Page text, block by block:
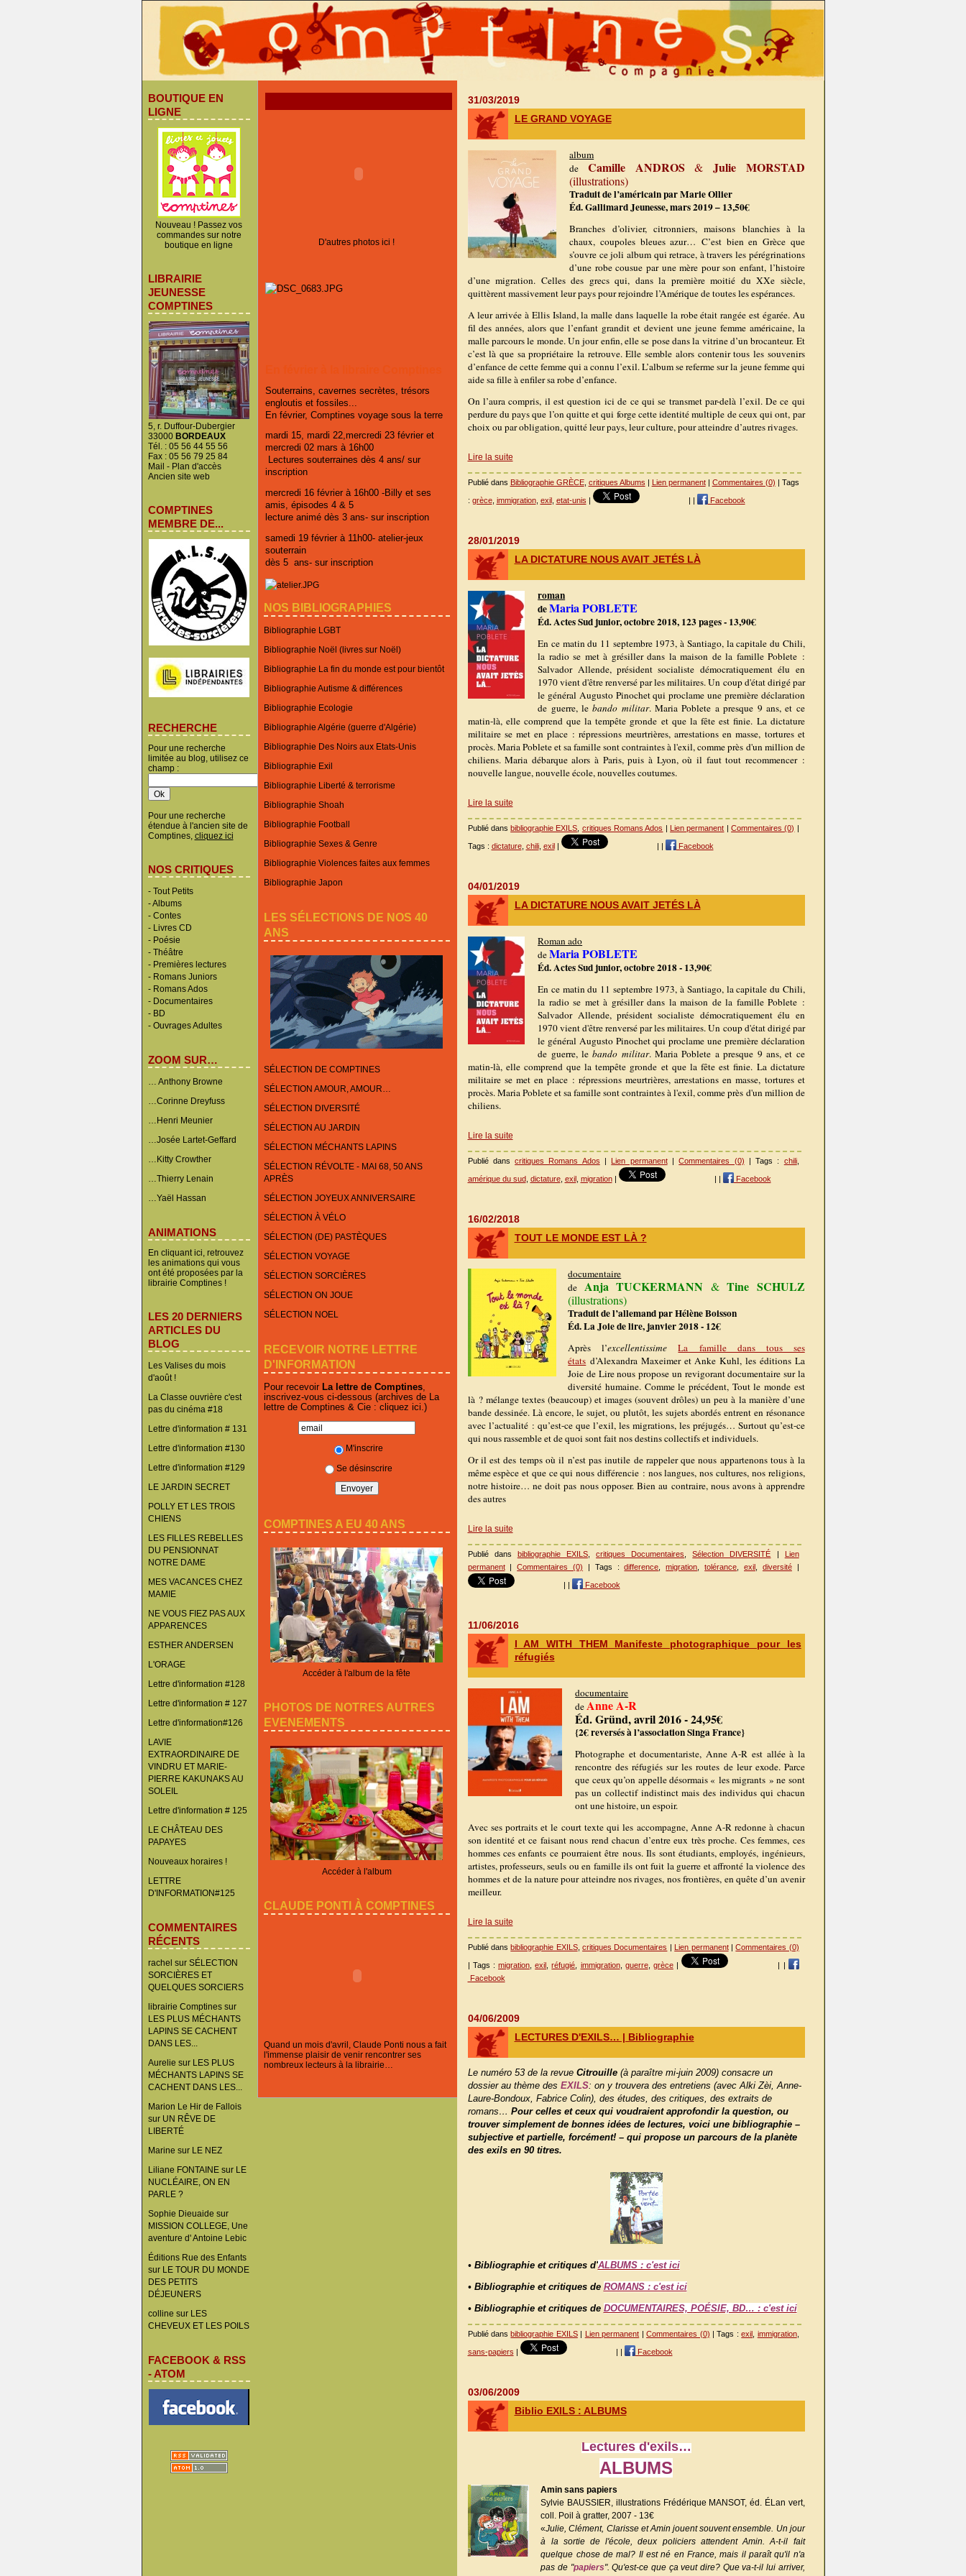
BOUTIQUE EN
LIGNE
Nouveau ! Passez vos
commandes sur notre
boutique en ligne
LIBRAIRIE
JEUNESSE
COMPTINES
5, r. Duffour-Dubergier
33000 BORDEAUX
Tél. : 05 56 44 55 56
Fax : 05 56 79 25 84
Mail - Plan d'accès
Ancien site web
COMPTINES
MEMBRE DE...
RECHERCHE
Pour une recherche
limitée au blog, utilisez ce
champ :
Pour une recherche
étendue à l'ancien site de
Comptines, cliquez ici
NOS CRITIQUES
- Tout Petits
-Albums
- Contes
- Livres CD
- Poésie
- Théâtre
- Premières lectures
- Romans Juniors
- Romans Ados
- Documentaires
- BD
- Ouvrages Adultes
ZOOM SUR…
… Anthony Browne
…Corinne Dreyfuss
…Henri Meunier
…Josée Lartet-Geffard
…Kitty Crowther
…Thierry Lenain
…Yaël Hassan
ANIMATIONS
En cliquant ici, retrouvez
les animations qui vous
ont été proposées par la
librairie Comptines !
LES 20 DERNIERS
ARTICLES DU
BLOG
Les Valises du mois
d'août !
La Classe ouvrière c'est
pas du cinéma #18
Lettre d'information # 131
Lettre d'information #130
Lettre d'information #129
LE JARDIN SECRET
POLLY ET LES TROIS
CHIENS
LES FILLES REBELLES
DU PENSIONNAT
NOTRE DAME
MES VACANCES CHEZ
MAMIE
NE VOUS FIEZ PAS AUX
APPARENCES
ESTHER ANDERSEN
L'ORAGE
Lettre d'information #128
Lettre d'information # 127
Lettre d'information#126
LAVIE
EXTRAORDINAIRE DE
VINDRU ET MARIE-
PIERRE KAKUNAKS AU
SOLEIL
Lettre d'information # 125
LE CHÂTEAU DES
PAPAYES
Nouveaux horaires !
LETTRE
D'INFORMATION#125
COMMENTAIRES
RÉCENTS
rachel sur SÉLECTION
SORCIÈRES ET
QUELQUES SORCIERS
librairie Comptinessur
LES PLUS MÉCHANTS
LAPINS SE CACHENT
DANS LES...
Aurelie sur LES PLUS
MÉCHANTS LAPINS SE
CACHENT DANS LES...
Marion Le Hir de Fallois
sur UN RÊVE DE
LIBERTÉ
Marine sur LE NEZ
Liliane FONTAINEsur LE
NUCLÉAIRE, ON EN
PARLE ?
Sophie Dieuaide sur
MISSION COLLEGE, Une
aventure d' Antoine Lebic
Éditions Rue des Enfants
sur LE TOUR DU MONDE
DES PETITS
DÉJEUNERS
colline sur LES
CHEVEUX ET LES POILS
FACEBOOK & RSS
- ATOM
D'autres photos ici !
Souterrains, cavernes secrètes, trésors
engloutis et fossiles...
En février, Comptines voyage sous la terre
mardi 15, mardi 22,mercredi 23 février et
mercredi 02 mars à 16h00
Lectures souterraines dès 4 ans/ sur
inscription
mercredi 16 février à 16h00 -Billy et ses
amis, épisodes 4 & 5
lecture animé dès 3 ans- sur inscription
samedi 19 février à 11h00- atelier-jeux
souterrain
dès 5 ans- sur inscription
NOS BIBLIOGRAPHIES
Bibliographie LGBT
Bibliographie Noël (livres sur Noël)
Bibliographie La fin du monde est pour bientôt
Bibliographie Autisme & différences
Bibliographie Ecologie
Bibliographie Algérie (guerre d'Algérie)
Bibliographie Des Noirs aux Etats-Unis
Bibliographie Exil
Bibliographie Liberté & terrorisme
Bibliographie Shoah
Bibliographie Football
Bibliographie Sexes & Genre
Bibliographie Violences faites aux femmes
Bibliographie Japon
LES SÉLECTIONS DE NOS 40
ANS
SÉLECTION DE COMPTINES
SÉLECTION AMOUR, AMOUR…
SÉLECTION DIVERSITÉ
SÉLECTION AU JARDIN
SÉLECTION MÉCHANTS LAPINS
SÉLECTION RÉVOLTE - MAI 68, 50 ANS
APRÈS
SÉLECTION JOYEUX ANNIVERSAIRE
SÉLECTION À VÉLO
SÉLECTION (DE) PASTÈQUES
SÉLECTION VOYAGE
SÉLECTION SORCIÈRES
SÉLECTION ON JOUE
SÉLECTION NOEL
RECEVOIR NOTRE LETTRE
D'INFORMATION
Pour recevoir La lettre de Comptines,
inscrivez-vous ci-dessous (archives de La
lettre de Comptines & Cie : cliquez ici .)
M'inscrire
Se désinscrire
COMPTINES A EU 40 ANS
Accéder à l'album de la fête
PHOTOS DE NOTRES AUTRES
EVENEMENTS
Accéder à l'album
CLAUDE PONTI À COMPTINES
Quand un mois d'avril, Claude Ponti nous a fait
l'immense plaisir de venir rencontrer ses
nombreux lecteurs à la librairie…
31/03/2019
LE GRAND VOYAGE
album
de Camille ANDROS& Julie MORSTAD
(illustrations)
Traduit de l’américain par Marie Ollier
Éd. Gallimard Jeunesse, mars 2019 – 13,50€
Branches d’olivier, citronniers, maisons blanchies à la
chaux, coupoles bleues azur… C’est bien en Grèce que
s’ouvre ce joli album qui retrace, à travers les pérégrinations
d’une robe cousue par une mère pour son enfant, l’histoire
d’une migration. Celles des grecs qui, dans la première moitié du XXe siècle,
quittèrent massivement leur pays pour rejoindre l’Amérique de toutes les espérances.
A leur arrivée à Ellis Island, la malle dans laquelle la robe était rangée est égarée. Au
fil des années, alors que l’enfant grandit et devient une jeune femme américaine, la
malle parcours le monde. Un jour enfin, elle se pose dans la vitrine d’un brocanteur. Et
c’est là que sa propriétaire la retrouve. Elle semble alors contenir tous les souvenirs
d’enfance de cette femme qui a connu l’exil. L’album se referme sur la jeune femme qui
aide sa fille à enfiler sa robe d’enfance.
On l’aura compris, il est question ici de ce qui se transmet par-delà l’exil. De ce qui
perdure du pays que l’on quitte et qui forge cette identité multiple de ceux qui ont, par
choix ou par obligation, quitté leur pays, leur culture, pour atteindre d’autres rivages.
Lire la suite
Publié dans Bibliographie GRÈCE, critiques Albums | Lien permanent| Commentaires (0) | Tags
: grèce, immigration, exil, etat-unis | | | Facebook
28/01/2019
LA DICTATURE NOUS AVAIT JETÉS LÀ
roman
deMaria POBLETE
Éd. Actes Sud junior, octobre 2018, 123 pages - 13,90€
En ce matin du 11 septembre 1973, à Santiago, la capitale du Chili,
la radio se met à grésiller dans la maison de la famille Poblete :
Salvador Allende, président socialiste démocratiquement élu en
1970 vient d'être renversé par les militaires. Un coup d'état dirigé par
le général Augusto Pinochet qui proclame une première déclaration
de guerre, lebando militar. Maria Poblete a presque 9 ans, et ce
matin-là, elle comprend que la tempête gronde et que la fête est finie. La dictature
militaire se met en place : répressions meurtrières, arrestations en masse, tortures et
procès. Maria Poblete et sa famille sont contraintes à l'exil, comme près d'un million de
chiliens. Maria débarque alors à Paris, puis à Lyon, où il faut tout recommencer :
nouvelle langue, nouvelle école, nouvelles coutumes.
Lire la suite
Publié dansbibliographie EXILS critiques Romans Ados | Lien permanent |Commentaires (0) |
Tags : dictature, chili, exil| | | Facebook
04/01/2019
LA DICTATURE NOUS AVAIT JETÉS LÀ
Roman ado
deMaria POBLETE
Éd. Actes Sud junior, octobre 2018 - 13,90€
En ce matin du 11 septembre 1973, à Santiago, la capitale du Chili,
la radio se met à grésiller dans la maison de la famille Poblete :
Salvador Allende, président socialiste démocratiquement élu en
1970 vient d'être renversé par les militaires. Un coup d'état dirigé par
le général Augusto Pinochet qui proclame une première déclaration
de guerre, lebando militar. Maria Poblete a presque 9 ans, et ce
matin-là, elle comprend que la tempête gronde et que la fête est finie. La dictature
militaire se met en place : répressions meurtrières, arrestations en masse, tortures et
procès. Maria Poblete et sa famille sont contraintes à l'exil, comme près d'un million de
chiliens.
Lire la suite
Publié danscritiques Romans Ados | Lien permanent|Commentaires (0) | Tags : chili,
amérique du sud, dictature, exil, migration| | | Facebook
16/02/2018
TOUT LE MONDE EST LÀ ?
documentaire
de Anja TUCKERMANN &Tine SCHULZ
(illustrations)
Traduit de l’allemand par Hélène Boisson
Éd. La Joie de lire, janvier 2018 - 12€
Après l’excellentissime
La famille dans tous ses
états d’Alexandra Maxeimer et Anke Kuhl, les éditions La
Joie de Lire nous propose un revigorant documentaire sur la
diversité humaine. Comme le précédent, Tout le monde est
là ? mélange textes (beaucoup) et images (souvent drôles) un peu à la manière d’une
bande dessinée. Là encore, le sujet, ou plutôt, les sujets abordés entrent en résonance
avec l’actualité : qu’est-ce que l’exil, les migrations, les préjugés… Surtout qu’est-ce
qui nous rassemble et de quoi sont fait nos destins collectifs et individuels.
Or il est des temps où il n’est pas inutile de rappeler que nous appartenons tous à la
même espèce et que ce qui nous différencie : nos langues, nos cultures, nos religions,
notre histoire… ne doit pas nous opposer. Bien au contraire, nous avons à apprendre
des autres
Lire la suite
Publié dans bibliographie EXILS,critiques Documentaires ,Sélection DIVERSITÉ |
Lien
permanent|Commentaires (0) | Tags :difference ,migration ,tolérance ,exil diversité|
| | Facebook
11/06/2016
I AM WITH THEM Manifeste photographique pour les
réfugiés
documentaire
deAnne A-R
Éd. Gründ, avril 2016 - 24,95€
{2€ reversés à l’association Singa France}
Photographe et documentariste, Anne A-R est allée à la
rencontre des réfugiés sur les routes de leur exode. Parce
que ceux qu’on appelle désormais « les migrants » ne sont
pas un collectif indistinct mais des individus qui chacun
ont une histoire, un espoir.
Avec ses portraits et le court texte qui les accompagne, Anne A-R redonne à chacun
son identité et ce faisant nous rend chacun d’entre eux très proche. Ces femmes, ces
hommes ces enfants ce pourraient être nous. Ils sont étudiants, employés, ingénieurs,
artistes, professeurs, seuls ou en famille ils ont fuit la guerre et affronté la violence des
hommes et de la nature pour atteindre nos rivages, nos frontières, en quête d’un avenir
meilleur.
Lire la suite
Publié dansbibliographie EXILS,critiques Documentaires | Lien permanent|Commentaires (0)
| Tags :migration ,exil ,réfugié immigration, guerre, grèce| | |
Facebook
04/06/2009
LECTURES D'EXILS… | Bibliographie
Le numéro 53 de la revue Citrouille(à paraître mi-juin 2009) consacre un
dossier au thème des EXILS: on y trouvera des entretiens (avec Alki Zèi, Anne-
Laure-Bondoux, Fabrice Colin), des études, des critiques, des extraits de
romans… Pour celles et ceux qui voudraient approfondir la question, ou
trouver simplement de bonnes idées de lectures, voici une bibliographie –
subjective et partielle, forcément! – qui propose un parcours de la planète
des exils en 90 titres.
• Bibliographie et critiques d'ALBUMS : c'est ici
• Bibliographie et critiques de ROMANS : c'est ici
• Bibliographie et critiques de DOCUMENTAIRES, POÉSIE, BD… : c'est ici
Publié dansbibliographie EXILS| Lien permanent |Commentaires (0) | Tags :exil immigration,
sans-papiers | | | Facebook
03/06/2009
Biblio EXILS : ALBUMS
Lectures d'exils…
ALBUMS
Amin sans papiers
Sylvie BAUSSIER, illustrations Frédérique MANSOT, éd. ÉLan vert,
coll. Poil à gratter, 2007 - 13€
«Julie, Clément, Clarisse et Amin jouent souvent ensemble. Un jour
à la sortie de l'école, deux policiers attendent Amin. A-t-il fait
quelque chose de mal? Il est né en France, mais il paraît qu'il n'a
pas de "papiers". Qu'est-ce que ça veut dire? Que va-t-il lui arriver,